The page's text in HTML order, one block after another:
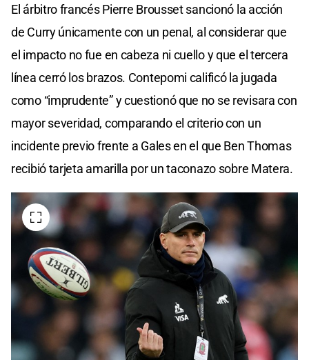
El árbitro francés Pierre Brousset sancionó la acción
de Curry únicamente con un penal, al considerar que
el impacto no fue en cabeza ni cuello y que el tercera
línea cerró los brazos. Contepomi calificó la jugada
como “imprudente” y cuestionó que no se revisara con
mayor severidad, comparando el criterio con un
incidente previo frente a Gales en el que Ben Thomas
recibió tarjeta amarilla por un taconazo sobre Matera.